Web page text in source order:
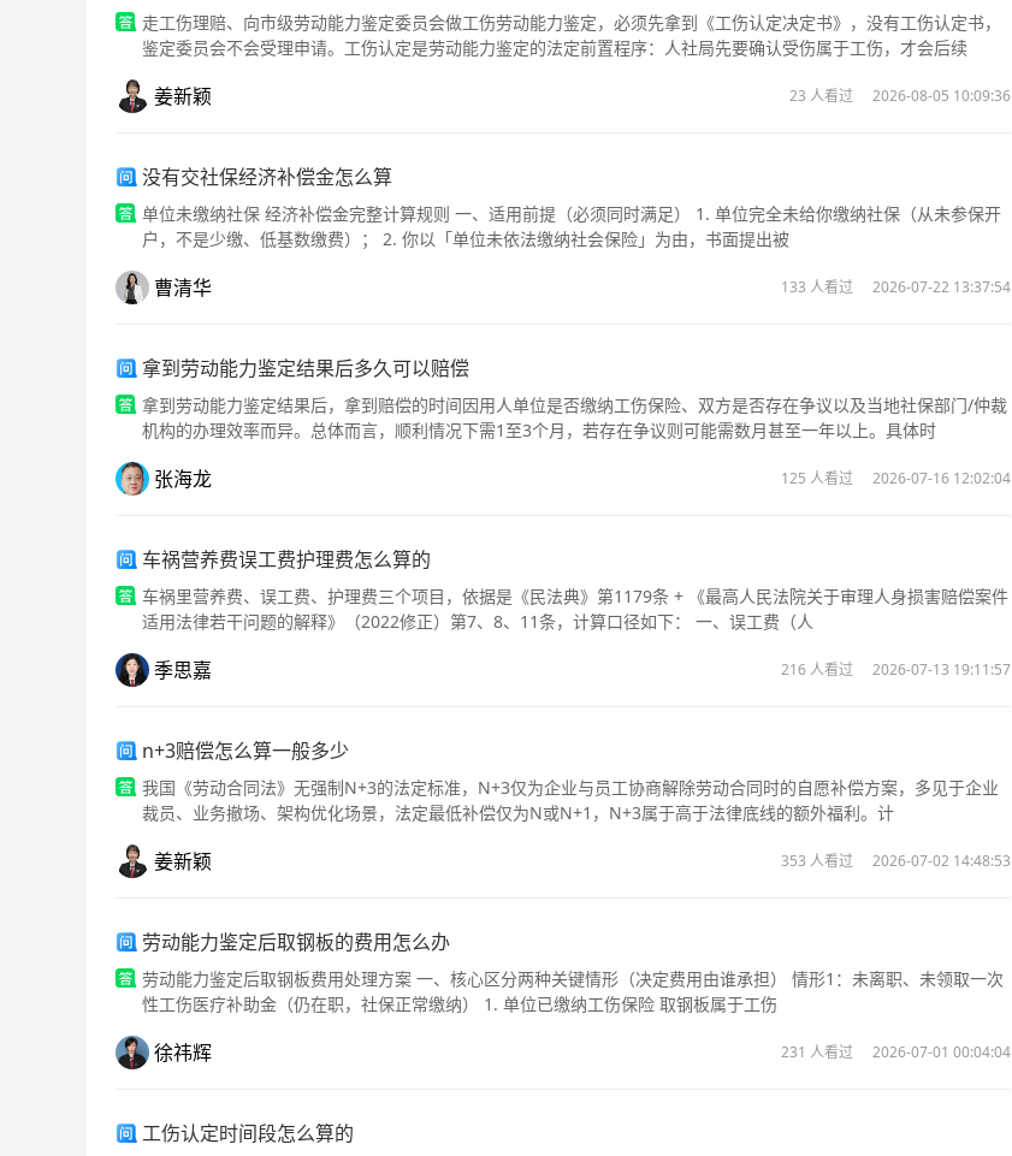
走工伤理赔、向市级劳动能力鉴定委员会做工伤劳动能力鉴定，必须先拿到《工伤认定决定书》，没有工伤认定书，
鉴定委员会不会受理申请。工伤认定是劳动能力鉴定的法定前置程序：人社局先要确认受伤属于工伤，才会后续
姜新颖 23 人看过 2026-08-05 10:09:36
没有交社保经济补偿金怎么算
单位未缴纳社保 经济补偿金完整计算规则 一、适用前提（必须同时满足） 1. 单位完全未给你缴纳社保（从未参保开
户，不是少缴、低基数缴费）； 2. 你以「单位未依法缴纳社会保险」为由，书面提出被
曹清华 133 人看过 2026-07-22 13:37:54
拿到劳动能力鉴定结果后多久可以赔偿
拿到劳动能力鉴定结果后，拿到赔偿的时间因用人单位是否缴纳工伤保险、双方是否存在争议以及当地社保部门/仲裁
机构的办理效率而异。总体而言，顺利情况下需1至3个月，若存在争议则可能需数月甚至一年以上。具体时
张海龙 125 人看过 2026-07-16 12:02:04
车祸营养费误工费护理费怎么算的
车祸里营养费、误工费、护理费三个项目，依据是《民法典》第1179条 + 《最高人民法院关于审理人身损害赔偿案件
适用法律若干问题的解释》（2022修正）第7、8、11条，计算口径如下： 一、误工费（人
季思嘉 216 人看过 2026-07-13 19:11:57
n+3赔偿怎么算一般多少
我国《劳动合同法》无强制N+3的法定标准，N+3仅为企业与员工协商解除劳动合同时的自愿补偿方案，多见于企业
裁员、业务撤场、架构优化场景，法定最低补偿仅为N或N+1，N+3属于高于法律底线的额外福利。计
姜新颖 353 人看过 2026-07-02 14:48:53
劳动能力鉴定后取钢板的费用怎么办
劳动能力鉴定后取钢板费用处理方案 一、核心区分两种关键情形（决定费用由谁承担） 情形1：未离职、未领取一次
性工伤医疗补助金（仍在职，社保正常缴纳） 1. 单位已缴纳工伤保险 取钢板属于工伤
徐祎辉 231 人看过 2026-07-01 00:04:04
工伤认定时间段怎么算的